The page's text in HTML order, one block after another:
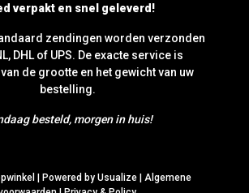
verpakt en snel geleverd!
zendingen worden verzonden
DHL of UPS. De exacte service is
de grootte en het gewicht van uw
bestelling.
besteld, morgen in huis!
| Powered by Usualize | Algemene